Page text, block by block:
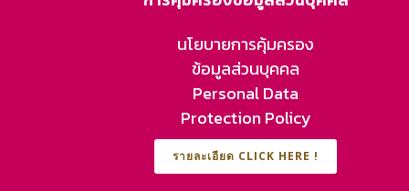
นโยบายการคุ้มครอง
ข้อมูลส่วนบุคคล
Personal Data
Protection Policy
รายละเอียด CLICK HERE !